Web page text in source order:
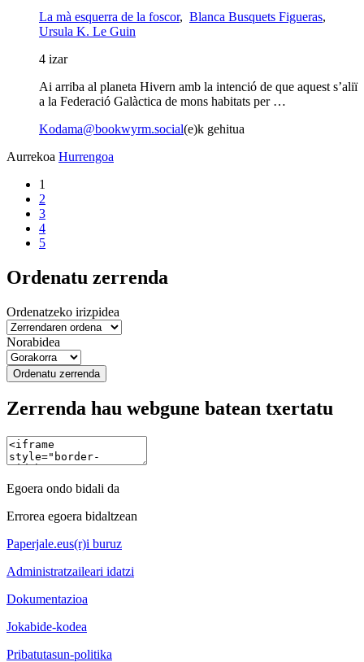
La mà esquerra de la foscor, Blanca Busquets Figueras,
Ursula K. Le Guin
4 izar
Ai arriba al planeta Hivern amb la intenció de que aquest s’aliï
a la Federació Galàctica de mons habitats per …
Kodama@bookwyrm.social(e)k gehitua
Aurrekoa Hurrengoa
1
2
3
4
5
Ordenatu zerrenda
Ordenatzeko irizpidea
Norabidea
Ordenatu zerrenda
Zerrenda hau webgune batean txertatu
Egoera ondo bidali da
Errorea egoera bidaltzean
Paperjale.eus(r)i buruz
Administratzaileari idatzi
Dokumentazioa
Jokabide-kodea
Pribatutasun-politika